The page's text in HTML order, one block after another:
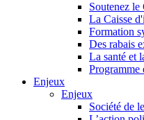
Soutenez le
La Caisse
Formation
Des rabais
La santé et
Programme
Enjeux
Enjeux
Société de